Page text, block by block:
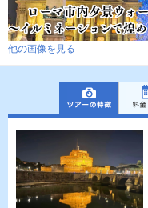
他の画像を見る